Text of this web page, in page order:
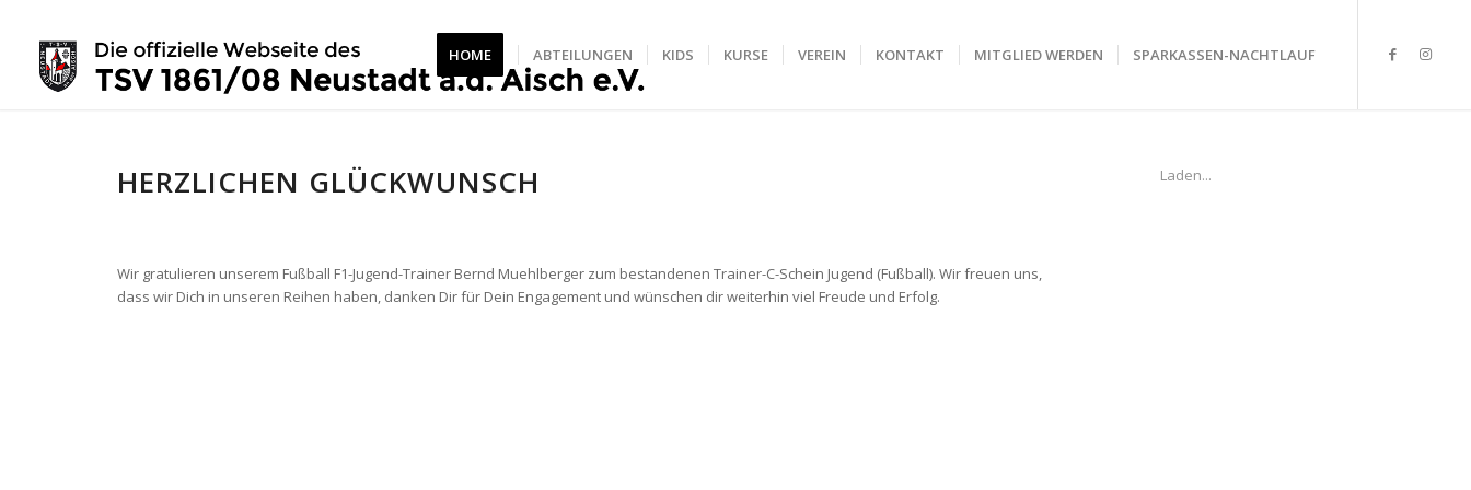
HOME ABTEILUNGEN KIDS KURSE VEREIN KONTAKT MITGLIED WERDEN SPARKASSEN-NACHTLAUF
HERZLICHEN GLÜCKWUNSCH
Wir gratulieren unserem Fußball F1-Jugend-Trainer Bernd Muehlberger zum bestandenen Trainer-C-Schein Jugend (Fußball). Wir freuen uns,
dass wir Dich in unseren Reihen haben, danken Dir für Dein Engagement und wünschen dir weiterhin viel Freude und Erfolg.
Laden...